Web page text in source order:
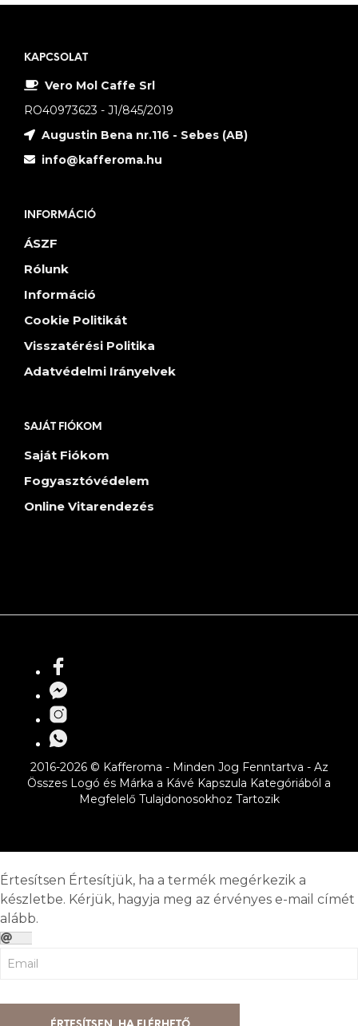
KAPCSOLAT
Vero Mol Caffe Srl
RO40973623 - J1/845/2019
Augustin Bena nr.116 - Sebes (AB)
info@kafferoma.hu
INFORMÁCIÓ
ÁSZF
Rólunk
Információ
Cookie Politikát
Visszatérési Politika
Adatvédelmi Irányelvek
SAJÁT FIÓKOM
Saját Fiókom
Fogyasztóvédelem
Online Vitarendezés
2016-2026 © Kafferoma - Minden Jog Fenntartva - Az
Összes Logó és Márka a Kávé Kapszula Kategóriából a
Megfelelő Tulajdonosokhoz Tartozik
Értesítsen Értesítjük, ha a termék megérkezik a
készletbe. Kérjük, hagyja meg az érvényes e-mail címét
alább.